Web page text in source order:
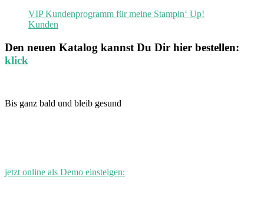
VIP Kundenprogramm für meine Stampin‘ Up!
Kunden
Den neuen Katalog kannst Du Dir hier bestellen:
klick
Bis ganz bald und bleib gesund
jetzt online als Demo einsteigen: